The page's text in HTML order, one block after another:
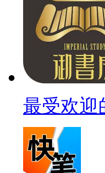
最受欢迎